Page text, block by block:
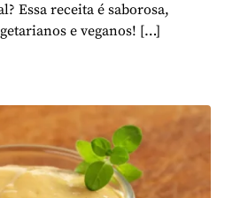
Essa receita é saborosa,
e veganos! […]